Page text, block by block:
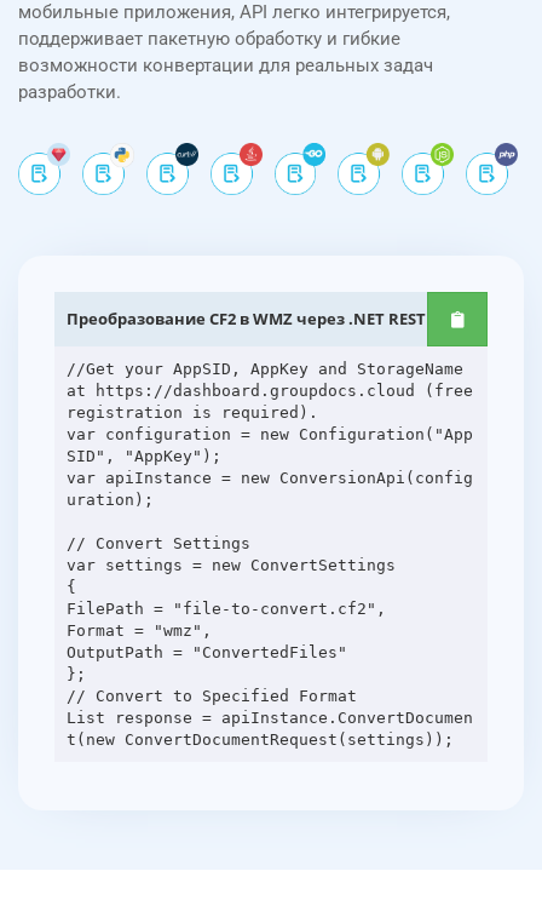
мобильные приложения, API легко интегрируется,
поддерживает пакетную обработку и гибкие
возможности конвертации для реальных задач
разработки.
Преобразование CF2 в WMZ через .NET REST API
//Get your AppSID, AppKey and StorageName
at https://dashboard.groupdocs.cloud (free
registration is required).
var configuration = new Configuration("App
SID", "AppKey");
var apiInstance = new ConversionApi(config
uration);
// Convert Settings
var settings = new ConvertSettings
{
FilePath = "file-to-convert.cf2",
Format = "wmz",
OutputPath = "ConvertedFiles"
};
// Convert to Specified Format
List response = apiInstance.ConvertDocumen